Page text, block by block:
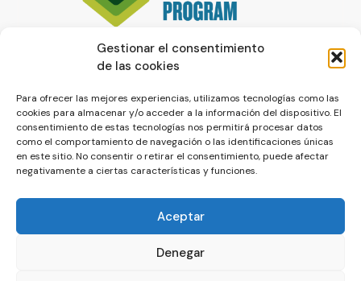
Gestionar el consentimiento
de las cookies
Para ofrecer las mejores experiencias, utilizamos tecnologías como las
cookies para almacenar y/o acceder a la información del dispositivo. El
consentimiento de estas tecnologías nos permitirá procesar datos
como el comportamiento de navegación o las identificaciones únicas
en este sitio. No consentir o retirar el consentimiento, puede afectar
negativamente a ciertas características y funciones.
Aceptar
Denegar